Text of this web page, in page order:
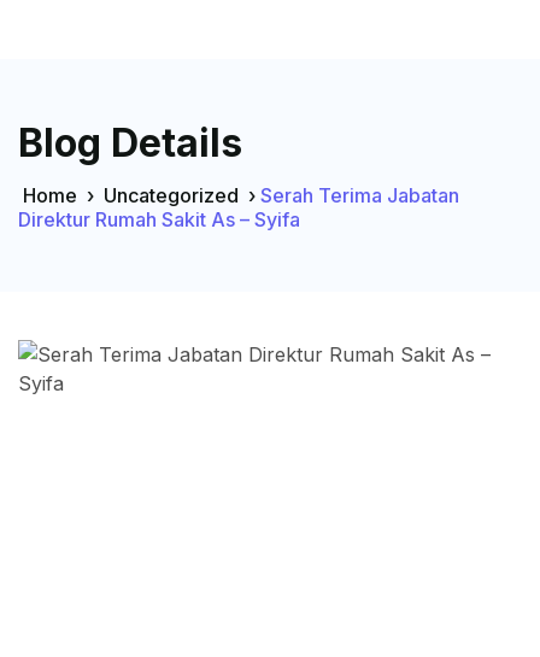
Blog Details
Home › Uncategorized › Serah Terima Jabatan
Direktur Rumah Sakit As – Syifa